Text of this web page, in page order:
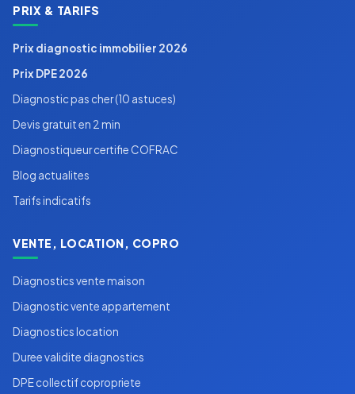
PRIX & TARIFS
Prix diagnostic immobilier 2026
Prix DPE 2026
Diagnostic pas cher (10 astuces)
Devis gratuit en 2 min
Diagnostiqueur certifie COFRAC
Blog actualites
Tarifs indicatifs
VENTE, LOCATION, COPRO
Diagnostics vente maison
Diagnostic vente appartement
Diagnostics location
Duree validite diagnostics
DPE collectif copropriete